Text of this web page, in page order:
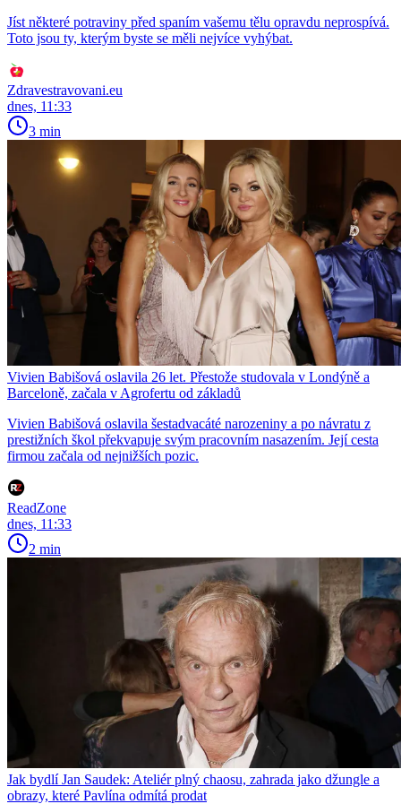
Jíst některé potraviny před spaním vašemu tělu opravdu neprospívá.
Toto jsou ty, kterým byste se měli nejvíce vyhýbat.
Zdravestravovani.eu
dnes, 11:33
3 min
Vivien Babišová oslavila 26 let. Přestože studovala v Londýně a
Barceloně, začala v Agrofertu od základů
Vivien Babišová oslavila šestadvacáté narozeniny a po návratu z
prestižních škol překvapuje svým pracovním nasazením. Její cesta
firmou začala od nejnižších pozic.
ReadZone
dnes, 11:33
2 min
Jak bydlí Jan Saudek: Ateliér plný chaosu, zahrada jako džungle a
obrazy, které Pavlína odmítá prodat